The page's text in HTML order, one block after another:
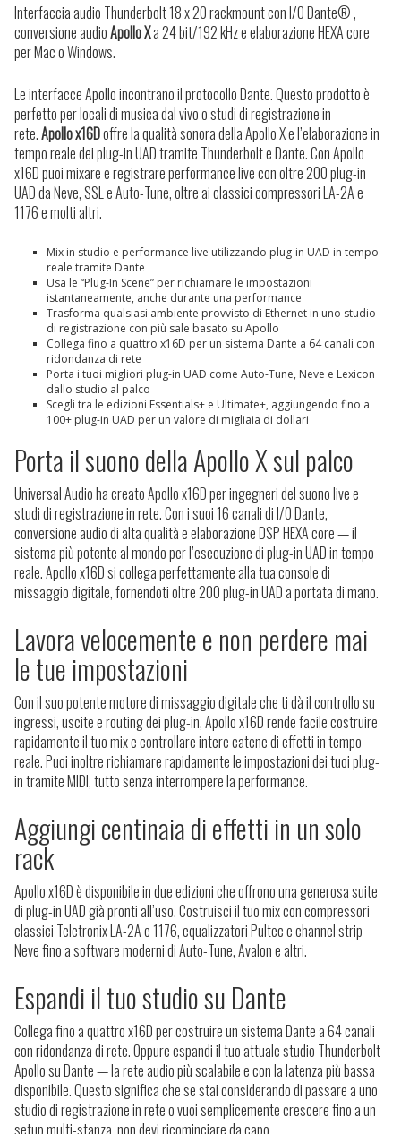
Interfaccia audio Thunderbolt 18 x 20 rackmount con I/O Dante® ,
conversione audioApollo Xa 24 bit/192 kHz e elaborazione HEXA core
per Mac o Windows.
Le interfacce Apollo incontrano il protocollo Dante. Questo prodotto è
perfetto per locali di musica dal vivo o studi di registrazione in
rete.Apollo x16Doffre la qualità sonora della Apollo X e l’elaborazione in
tempo reale dei plug-in UAD tramite Thunderbolt e Dante. Con Apollo
x16D puoi mixare e registrare performance live con oltre 200 plug-in
UAD da Neve, SSL e Auto-Tune, oltre ai classici compressori LA-2A e
1176 e molti altri.
Mix in studio e performance live utilizzando plug-in UAD in tempo
reale tramite Dante
Usa le “Plug-In Scene” per richiamare le impostazioni
istantaneamente, anche durante una performance
Trasforma qualsiasi ambiente provvisto di Ethernet in uno studio
di registrazione con più sale basato su Apollo
Collega fino a quattro x16D per un sistema Dante a 64 canali con
ridondanza di rete
Porta i tuoi migliori plug-in UAD come Auto-Tune, Neve e Lexicon
dallo studio al palco
Scegli tra le edizioni Essentials+ e Ultimate+, aggiungendo fino a
100+ plug-in UAD per un valore di migliaia di dollari
Porta il suono della Apollo X sul palco
Universal Audio ha creato Apollo x16D per ingegneri del suono live e
studi di registrazione in rete. Con i suoi 16 canali di I/O Dante,
conversione audio di alta qualità e elaborazione DSP HEXA core — il
sistema più potente al mondo per l’esecuzione di plug-in UAD in tempo
reale. Apollo x16D si collega perfettamente alla tua console di
missaggio digitale, fornendoti oltre 200 plug-in UAD a portata di mano.
Lavora velocemente e non perdere mai
le tue impostazioni
Con il suo potente motore di missaggio digitale che ti dà il controllo su
ingressi, uscite e routing dei plug-in, Apollo x16D rende facile costruire
rapidamente il tuo mix e controllare intere catene di effetti in tempo
reale. Puoi inoltre richiamare rapidamente le impostazioni dei tuoi plug-
in tramite MIDI, tutto senza interrompere la performance.
Aggiungi centinaia di effetti in un solo
rack
Apollo x16D è disponibile in due edizioni che offrono una generosa suite
di plug-in UAD già pronti all’uso. Costruisci il tuo mix con compressori
classici Teletronix LA-2A e 1176, equalizzatori Pultec e channel strip
Neve fino a software moderni di Auto-Tune, Avalon e altri.
Espandi il tuo studio su Dante
Collega fino a quattro x16D per costruire un sistema Dante a 64 canali
con ridondanza di rete. Oppure espandi il tuo attuale studio Thunderbolt
Apollo su Dante — la rete audio più scalabile e con la latenza più bassa
disponibile. Questo significa che se stai considerando di passare a uno
studio di registrazione in rete o vuoi semplicemente crescere fino a un
setup multi-stanza, non devi ricominciare da capo.